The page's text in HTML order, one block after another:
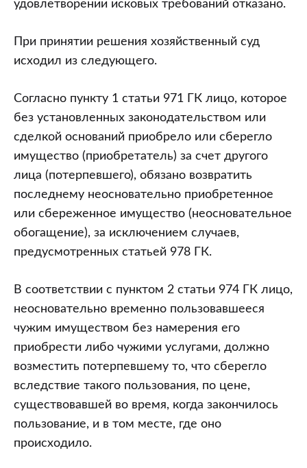
удовлетворении исковых требований отказано.
При принятии решения хозяйственный суд
исходил из следующего.
Согласно пункту 1 статьи 971 ГК лицо, которое
без установленных законодательством или
сделкой оснований приобрело или сберегло
имущество (приобретатель) за счет другого
лица (потерпевшего), обязано возвратить
последнему неосновательно приобретенное
или сбереженное имущество (неосновательное
обогащение), за исключением случаев,
предусмотренных статьей 978 ГК.
В соответствии с пунктом 2 статьи 974 ГК лицо,
неосновательно временно пользовавшееся
чужим имуществом без намерения его
приобрести либо чужими услугами, должно
возместить потерпевшему то, что сберегло
вследствие такого пользования, по цене,
существовавшей во время, когда закончилось
пользование, и в том месте, где оно
происходило.